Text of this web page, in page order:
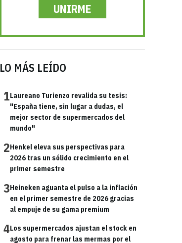
UNIRME
LO MÁS LEÍDO
1Laureano Turienzo revalida su tesis:
"España tiene, sin lugar a dudas, el
mejor sector de supermercados del
mundo"
2Henkel eleva sus perspectivas para
2026 tras un sólido crecimiento en el
primer semestre
3Heineken aguanta el pulso a la inflación
en el primer semestre de 2026 gracias
al empuje de su gama premium
4Los supermercados ajustan el stock en
agosto para frenar las mermas por el